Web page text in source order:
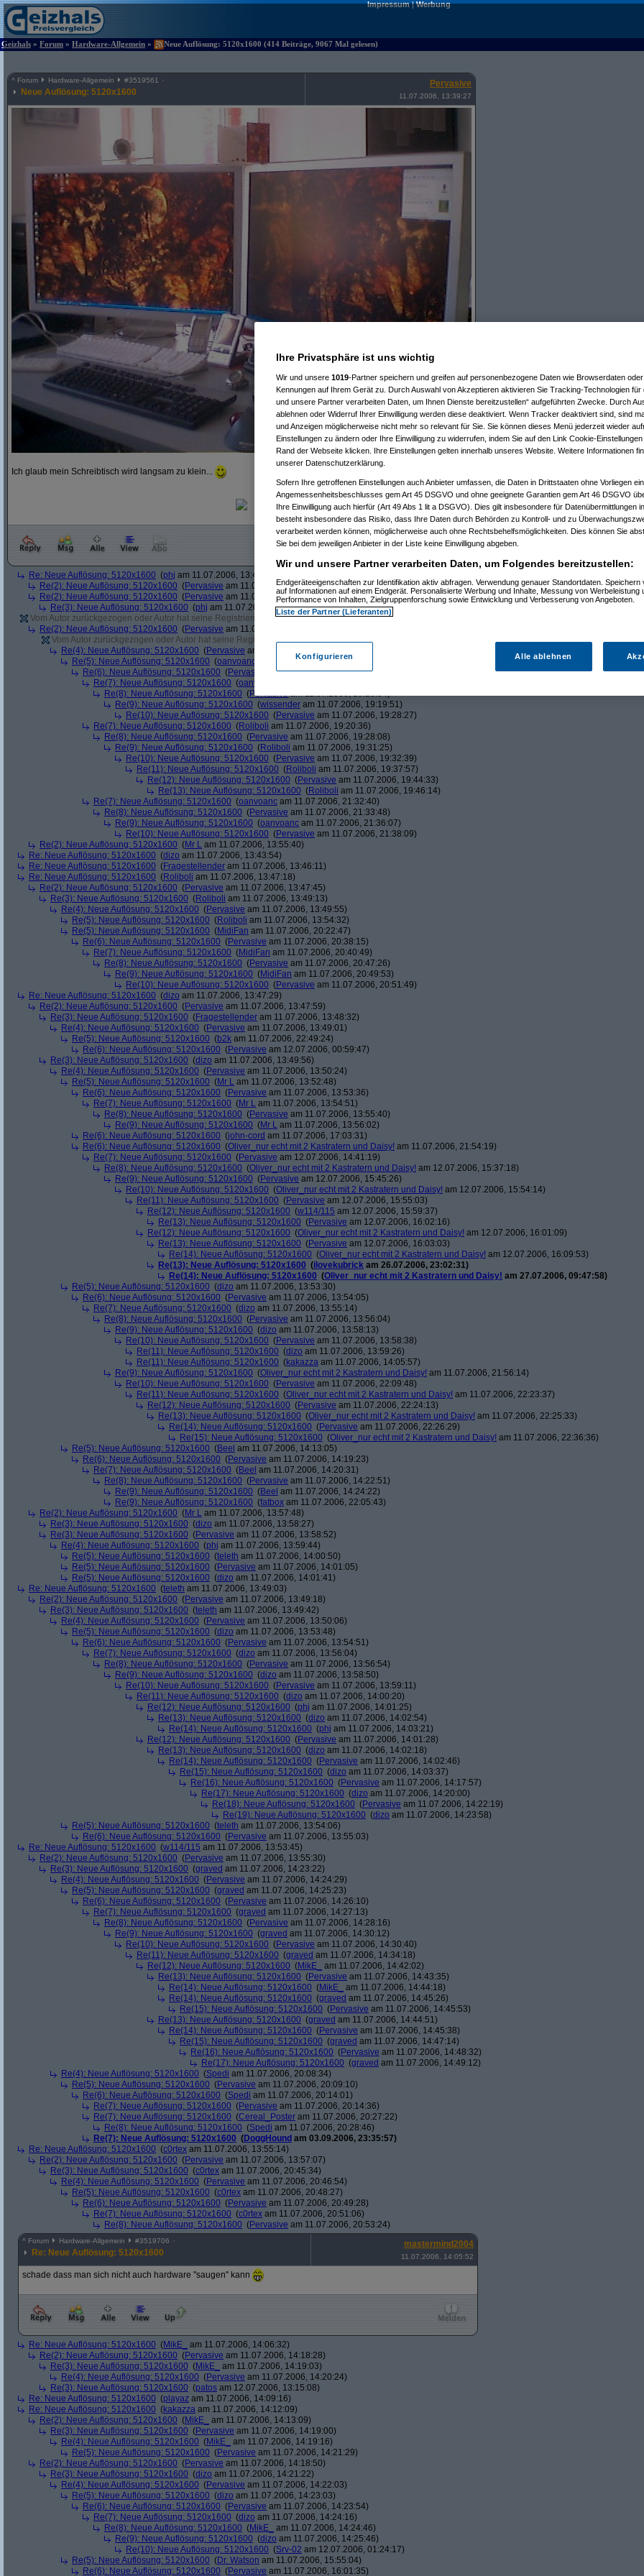
Impressum|Werbung
Geizhals » Forum » Hardware-Allgemein » Neue Auflösung: 5120x1600 (414 Beiträge, 9067 Mal gelesen)
^ Forum Hardware-Allgemein #3519561
Neue Auflösung: 5120x1600
Pervasive
11.07.2006, 13:39:27
Ich glaub mein Schreibtisch wird langsam zu klein...
Re: Neue Auflösung: 5120x1600 (phj am 11.07.2006, 13:40:39)
Re(2): Neue Auflösung: 5120x1600 (Pervasive am 11.07.2006, 13:41:12)
Re(2): Neue Auflösung: 5120x1600 (Pervasive am 11.07.2006, 13:51:49)
Re(3): Neue Auflösung: 5120x1600 (phj am 11.07.2006, 13:52:12)
Vom Autor zurückgezogen oder Autor hat seine Registrierung nicht bestätigt(Nagelfaram 11.07.2006, 13:41:09)
Re(2): Neue Auflösung: 5120x1600 (Pervasive am 11.07.2006, 13:41:43)
Vom Autor zurückgezogen oder Autor hat seine Registrierung nicht bestätigt(Nagelfar
Re(4): Neue Auflösung: 5120x1600 (Pervasive am 11.07.2006, 13:43:22)
Re(5): Neue Auflösung: 5120x1600 (oanvoanc
am 11.07.2006, 19:06:23)
Re(6): Neue Auflösung: 5120x1600 (Pervasive
am 11.07.2006, 19:16:41)
Re(7): Neue Auflösung: 5120x1600 (oanvoanc
Re(8): Neue Auflösung: 5120x1600 (Pervasiveam 11.07.2006, 19:18:54)
Re(9): Neue Auflösung: 5120x1600 (wissender am 11.07.2006, 19:19:51)
Re(10): Neue Auflösung: 5120x1600 (Pervasive am 11.07.2006, 19:28:27)
Re(7): Neue Auflösung: 5120x1600 (Roliboli am 11.07.2006, 19:20:36)
Re(8): Neue Auflösung: 5120x1600 (Pervasive am 11.07.2006, 19:28:08)
Re(9): Neue Auflösung: 5120x1600 (Roliboli am 11.07.2006, 19:31:25)
Re(10): Neue Auflösung: 5120x1600 (Pervasive am 11.07.2006, 19:32:39)
Re(11): Neue Auflösung: 5120x1600 (Roliboli am 11.07.2006, 19:37:57)
Re(12): Neue Auflösung: 5120x1600 (Pervasive am 11.07.2006, 19:44:33)
Re(13): Neue Auflösung: 5120x1600 (Roliboli am 11.07.2006, 19:46:14)
Re(7): Neue Auflösung: 5120x1600 (oanvoanc am 11.07.2006, 21:32:40)
Re(8): Neue Auflösung: 5120x1600 (Pervasive am 11.07.2006, 21:33:48)
Re(9): Neue Auflösung: 5120x1600 (oanvoanc am 11.07.2006, 21:36:07)
Re(10): Neue Auflösung: 5120x1600 (Pervasive am 11.07.2006, 21:38:09)
Re(2): Neue Auflösung: 5120x1600 (Mr L am 11.07.2006, 13:55:40)
Re: Neue Auflösung: 5120x1600 (dizo am 11.07.2006, 13:43:54)
Re: Neue Auflösung: 5120x1600 (Fragestellender am 11.07.2006, 13:46:11)
Re: Neue Auflösung: 5120x1600 (Roliboli am 11.07.2006, 13:47:18)
Re(2): Neue Auflösung: 5120x1600 (Pervasive am 11.07.2006, 13:47:45)
Re(3): Neue Auflösung: 5120x1600 (Roliboli am 11.07.2006, 13:49:13)
Re(4): Neue Auflösung: 5120x1600 (Pervasive am 11.07.2006, 13:49:55)
Re(5): Neue Auflösung: 5120x1600 (Roliboli am 11.07.2006, 13:54:32)
Re(5): Neue Auflösung: 5120x1600 (MidiFan am 11.07.2006, 20:22:47)
Re(6): Neue Auflösung: 5120x1600 (Pervasive am 11.07.2006, 20:38:15)
Re(7): Neue Auflösung: 5120x1600 (MidiFan am 11.07.2006, 20:40:49)
Re(8): Neue Auflösung: 5120x1600 (Pervasive am 11.07.2006, 20:47:26)
Re(9): Neue Auflösung: 5120x1600 (MidiFan am 11.07.2006, 20:49:53)
Re(10): Neue Auflösung: 5120x1600 (Pervasive am 11.07.2006, 20:51:49)
Re: Neue Auflösung: 5120x1600 (dizo am 11.07.2006, 13:47:29)
Re(2): Neue Auflösung: 5120x1600 (Pervasive am 11.07.2006, 13:47:59)
Re(3): Neue Auflösung: 5120x1600 (Fragestellender am 11.07.2006, 13:48:32)
Re(4): Neue Auflösung: 5120x1600 (Pervasive am 11.07.2006, 13:49:01)
Re(5): Neue Auflösung: 5120x1600 (b2k am 11.07.2006, 22:49:24)
Re(6): Neue Auflösung: 5120x1600 (Pervasive am 12.07.2006, 00:59:47)
Re(3): Neue Auflösung: 5120x1600 (dizo am 11.07.2006, 13:49:56)
Re(4): Neue Auflösung: 5120x1600 (Pervasive am 11.07.2006, 13:50:24)
Re(5): Neue Auflösung: 5120x1600 (Mr L am 11.07.2006, 13:52:48)
Re(6): Neue Auflösung: 5120x1600 (Pervasive am 11.07.2006, 13:53:36)
Re(7): Neue Auflösung: 5120x1600 (Mr L am 11.07.2006, 13:54:51)
Re(8): Neue Auflösung: 5120x1600 (Pervasive am 11.07.2006, 13:55:40)
Re(9): Neue Auflösung: 5120x1600 (Mr L am 11.07.2006, 13:56:02)
Re(6): Neue Auflösung: 5120x1600 (john-cord am 11.07.2006, 17:03:31)
Re(6): Neue Auflösung: 5120x1600 (Oliver_nur echt mit 2 Kastratern und Daisy! am 11.07.2006, 21:54:19)
Re(7): Neue Auflösung: 5120x1600 (Pervasive am 12.07.2006, 14:41:19)
Re(8): Neue Auflösung: 5120x1600 (Oliver_nur echt mit 2 Kastratern und Daisy! am 12.07.2006, 15:37:18)
Re(9): Neue Auflösung: 5120x1600 (Pervasive am 12.07.2006, 15:45:26)
Re(10): Neue Auflösung: 5120x1600 (Oliver_nur echt mit 2 Kastratern und Daisy! am 12.07.2006, 15:54:14)
Re(11): Neue Auflösung: 5120x1600 (Pervasive am 12.07.2006, 15:55:03)
Re(12): Neue Auflösung: 5120x1600 (w114/115 am 12.07.2006, 15:59:37)
Re(13): Neue Auflösung: 5120x1600 (Pervasive am 12.07.2006, 16:02:16)
Re(12): Neue Auflösung: 5120x1600 (Oliver_nur echt mit 2 Kastratern und Daisy! am 12.07.2006, 16:01:09)
Re(13): Neue Auflösung: 5120x1600 (Pervasive am 12.07.2006, 16:03:03)
Re(14): Neue Auflösung: 5120x1600 (Oliver_nur echt mit 2 Kastratern und Daisy! am 12.07.2006, 16:09:53)
Re(13): Neue Auflösung: 5120x1600 (ilovekubrick am 26.07.2006, 23:02:31)
Re(14): Neue Auflösung: 5120x1600 (Oliver_nur echt mit 2 Kastratern und Daisy! am 27.07.2006, 09:47:58)
Re(5): Neue Auflösung: 5120x1600 (dizo am 11.07.2006, 13:53:30)
Re(6): Neue Auflösung: 5120x1600 (Pervasive am 11.07.2006, 13:54:05)
Re(7): Neue Auflösung: 5120x1600 (dizo am 11.07.2006, 13:55:14)
Re(8): Neue Auflösung: 5120x1600 (Pervasive am 11.07.2006, 13:56:04)
Re(9): Neue Auflösung: 5120x1600 (dizo am 11.07.2006, 13:58:13)
Re(10): Neue Auflösung: 5120x1600 (Pervasive am 11.07.2006, 13:58:38)
Re(11): Neue Auflösung: 5120x1600 (dizo am 11.07.2006, 13:59:26)
Re(11): Neue Auflösung: 5120x1600 (kakazza am 11.07.2006, 14:05:57)
Re(9): Neue Auflösung: 5120x1600 (Oliver_nur echt mit 2 Kastratern und Daisy! am 11.07.2006, 21:56:14)
Re(10): Neue Auflösung: 5120x1600 (Pervasive am 11.07.2006, 22:09:48)
Re(11): Neue Auflösung: 5120x1600 (Oliver_nur echt mit 2 Kastratern und Daisy! am 11.07.2006, 22:23:37)
Re(12): Neue Auflösung: 5120x1600 (Pervasive am 11.07.2006, 22:24:13)
Re(13): Neue Auflösung: 5120x1600 (Oliver_nur echt mit 2 Kastratern und Daisy! am 11.07.2006, 22:25:33)
Re(14): Neue Auflösung: 5120x1600 (Pervasive am 11.07.2006, 22:26:29)
Re(15): Neue Auflösung: 5120x1600 (Oliver_nur echt mit 2 Kastratern und Daisy! am 11.07.2006, 22:36:36)
Re(5): Neue Auflösung: 5120x1600 (Beel am 11.07.2006, 14:13:05)
Re(6): Neue Auflösung: 5120x1600 (Pervasive am 11.07.2006, 14:19:23)
Re(7): Neue Auflösung: 5120x1600 (Beel am 11.07.2006, 14:20:31)
Re(8): Neue Auflösung: 5120x1600 (Pervasive am 11.07.2006, 14:22:51)
Re(9): Neue Auflösung: 5120x1600 (Beel am 11.07.2006, 14:24:22)
Re(9): Neue Auflösung: 5120x1600 (fatbox am 11.07.2006, 22:05:43)
Re(2): Neue Auflösung: 5120x1600 (Mr L am 11.07.2006, 13:57:48)
Re(3): Neue Auflösung: 5120x1600 (dizo am 11.07.2006, 13:58:27)
Re(3): Neue Auflösung: 5120x1600 (Pervasive am 11.07.2006, 13:58:52)
Re(4): Neue Auflösung: 5120x1600 (phj am 11.07.2006, 13:59:44)
Re(5): Neue Auflösung: 5120x1600 (teleth am 11.07.2006, 14:00:50)
Re(5): Neue Auflösung: 5120x1600 (Pervasive am 11.07.2006, 14:01:05)
Re(5): Neue Auflösung: 5120x1600 (dizo am 11.07.2006, 14:01:41)
Re: Neue Auflösung: 5120x1600 (teleth am 11.07.2006, 13:49:03)
Re(2): Neue Auflösung: 5120x1600 (Pervasive am 11.07.2006, 13:49:18)
Re(3): Neue Auflösung: 5120x1600 (teleth am 11.07.2006, 13:49:42)
Re(4): Neue Auflösung: 5120x1600 (Pervasive am 11.07.2006, 13:50:06)
Re(5): Neue Auflösung: 5120x1600 (dizo am 11.07.2006, 13:53:48)
Re(6): Neue Auflösung: 5120x1600 (Pervasive am 11.07.2006, 13:54:51)
Re(7): Neue Auflösung: 5120x1600 (dizo am 11.07.2006, 13:56:04)
Re(8): Neue Auflösung: 5120x1600 (Pervasive am 11.07.2006, 13:56:54)
Re(9): Neue Auflösung: 5120x1600 (dizo am 11.07.2006, 13:58:50)
Re(10): Neue Auflösung: 5120x1600 (Pervasive am 11.07.2006, 13:59:11)
Re(11): Neue Auflösung: 5120x1600 (dizo am 11.07.2006, 14:00:20)
Re(12): Neue Auflösung: 5120x1600 (phj am 11.07.2006, 14:01:25)
Re(13): Neue Auflösung: 5120x1600 (dizo am 11.07.2006, 14:02:54)
Re(14): Neue Auflösung: 5120x1600 (phj am 11.07.2006, 14:03:21)
Re(12): Neue Auflösung: 5120x1600 (Pervasive am 11.07.2006, 14:01:28)
Re(13): Neue Auflösung: 5120x1600 (dizo am 11.07.2006, 14:02:18)
Re(14): Neue Auflösung: 5120x1600 (Pervasive am 11.07.2006, 14:02:46)
Re(15): Neue Auflösung: 5120x1600 (dizo am 11.07.2006, 14:03:37)
Re(16): Neue Auflösung: 5120x1600 (Pervasive am 11.07.2006, 14:17:57)
Re(17): Neue Auflösung: 5120x1600 (dizo am 11.07.2006, 14:20:00)
Re(18): Neue Auflösung: 5120x1600 (Pervasive am 11.07.2006, 14:22:19)
Re(19): Neue Auflösung: 5120x1600 (dizo am 11.07.2006, 14:23:58)
Re(5): Neue Auflösung: 5120x1600 (teleth am 11.07.2006, 13:54:06)
Re(6): Neue Auflösung: 5120x1600 (Pervasive am 11.07.2006, 13:55:03)
Re: Neue Auflösung: 5120x1600 (w114/115 am 11.07.2006, 13:53:45)
Re(2): Neue Auflösung: 5120x1600 (Pervasive am 11.07.2006, 13:55:30)
Re(3): Neue Auflösung: 5120x1600 (graved am 11.07.2006, 14:23:22)
Re(4): Neue Auflösung: 5120x1600 (Pervasive am 11.07.2006, 14:24:29)
Re(5): Neue Auflösung: 5120x1600 (graved am 11.07.2006, 14:25:23)
Re(6): Neue Auflösung: 5120x1600 (Pervasive am 11.07.2006, 14:26:10)
Re(7): Neue Auflösung: 5120x1600 (graved am 11.07.2006, 14:27:13)
Re(8): Neue Auflösung: 5120x1600 (Pervasive am 11.07.2006, 14:28:16)
Re(9): Neue Auflösung: 5120x1600 (graved am 11.07.2006, 14:30:12)
Re(10): Neue Auflösung: 5120x1600 (Pervasive am 11.07.2006, 14:30:40)
Re(11): Neue Auflösung: 5120x1600 (graved am 11.07.2006, 14:34:18)
Re(12): Neue Auflösung: 5120x1600 (MikE_
am 11.07.2006, 14:42:02)
Re(13): Neue Auflösung: 5120x1600 (Pervasive am 11.07.2006, 14:43:35)
Re(14): Neue Auflösung: 5120x1600 (MikE_
am 11.07.2006, 14:44:18)
Re(14): Neue Auflösung: 5120x1600 (graved am 11.07.2006, 14:45:26)
Re(15): Neue Auflösung: 5120x1600 (Pervasive am 11.07.2006, 14:45:53)
Re(13): Neue Auflösung: 5120x1600 (graved am 11.07.2006, 14:44:51)
Re(14): Neue Auflösung: 5120x1600 (Pervasive am 11.07.2006, 14:45:38)
Re(15): Neue Auflösung: 5120x1600 (graved am 11.07.2006, 14:47:14)
Re(16): Neue Auflösung: 5120x1600 (Pervasive am 11.07.2006, 14:48:32)
Re(17): Neue Auflösung: 5120x1600 (graved am 11.07.2006, 14:49:12)
Re(4): Neue Auflösung: 5120x1600 (Spedi am 11.07.2006, 20:08:34)
Re(5): Neue Auflösung: 5120x1600 (Pervasive am 11.07.2006, 20:09:10)
Re(6): Neue Auflösung: 5120x1600 (Spedi am 11.07.2006, 20:14:01)
Re(7): Neue Auflösung: 5120x1600 (Pervasive am 11.07.2006, 20:14:36)
Re(7): Neue Auflösung: 5120x1600 (Cereal_Poster am 11.07.2006, 20:27:22)
Re(8): Neue Auflösung: 5120x1600 (Spedi am 11.07.2006, 20:28:46)
Re(7): Neue Auflösung: 5120x1600 (DoggHound am 03.09.2006, 23:35:57)
Re: Neue Auflösung: 5120x1600 (c0rtex am 11.07.2006, 13:55:14)
Re(2): Neue Auflösung: 5120x1600 (Pervasive am 11.07.2006, 13:57:07)
Re(3): Neue Auflösung: 5120x1600 (c0rtex am 11.07.2006, 20:45:34)
Re(4): Neue Auflösung: 5120x1600 (Pervasive am 11.07.2006, 20:46:54)
Re(5): Neue Auflösung: 5120x1600 (c0rtex am 11.07.2006, 20:48:27)
Re(6): Neue Auflösung: 5120x1600 (Pervasive am 11.07.2006, 20:49:28)
Re(7): Neue Auflösung: 5120x1600 (c0rtex am 11.07.2006, 20:51:06)
Re(8): Neue Auflösung: 5120x1600 (Pervasive am 11.07.2006, 20:53:24)
^ Forum Hardware-Allgemein #3519706
Re: Neue Auflösung: 5120x1600
mastermind2004
11.07.2006, 14:05:52
schade dass man sich nicht auch hardware "saugen" kann
Re: Neue Auflösung: 5120x1600 (MikE_
am 11.07.2006, 14:06:32)
Re(2): Neue Auflösung: 5120x1600 (Pervasive am 11.07.2006, 14:18:28)
Re(3): Neue Auflösung: 5120x1600 (MikE_
am 11.07.2006, 14:19:03)
Re(4): Neue Auflösung: 5120x1600 (Pervasive am 11.07.2006, 14:20:24)
Re(3): Neue Auflösung: 5120x1600 (patos am 12.07.2006, 13:15:08)
Re: Neue Auflösung: 5120x1600 (playaz am 11.07.2006, 14:09:16)
Re: Neue Auflösung: 5120x1600 (kakazza am 11.07.2006, 14:12:09)
Re(2): Neue Auflösung: 5120x1600 (MikE_
am 11.07.2006, 14:13:09)
Re(3): Neue Auflösung: 5120x1600 (Pervasive am 11.07.2006, 14:19:00)
Re(4): Neue Auflösung: 5120x1600 (MikE_
am 11.07.2006, 14:19:16)
Re(5): Neue Auflösung: 5120x1600 (Pervasive am 11.07.2006, 14:21:29)
Re(2): Neue Auflösung: 5120x1600 (Pervasive am 11.07.2006, 14:18:50)
Re(3): Neue Auflösung: 5120x1600 (dizo am 11.07.2006, 14:21:22)
Re(4): Neue Auflösung: 5120x1600 (Pervasive am 11.07.2006, 14:22:03)
Re(5): Neue Auflösung: 5120x1600 (dizo am 11.07.2006, 14:23:03)
Re(6): Neue Auflösung: 5120x1600 (Pervasive am 11.07.2006, 14:23:54)
Re(7): Neue Auflösung: 5120x1600 (dizo am 11.07.2006, 14:24:16)
Re(8): Neue Auflösung: 5120x1600 (MikE_
am 11.07.2006, 14:24:46)
Re(9): Neue Auflösung: 5120x1600 (dizo am 11.07.2006, 14:25:46)
Re(10): Neue Auflösung: 5120x1600 (Srv-02 am 12.07.2006, 01:24:17)
Re(5): Neue Auflösung: 5120x1600 (Dr. Watson am 11.07.2006, 15:55:04)
Re(6): Neue Auflösung: 5120x1600 (Pervasive am 11.07.2006, 16:01:35)
Ihre Privatsphäre ist uns wichtig
Wir und unsere 1019-Partner speichern und greifen auf personenbezogene Daten wie Browserdaten
Kennungen auf Ihrem Gerät zu. Durch Auswahl von Akzeptieren aktivieren Sie Tracking-Technologien für
und unsere Partner verarbeiten Daten, um Ihnen Dienste bereitzustellen“ aufgeführten Zwecke. Durch
ablehnen oder Widerruf Ihrer Einwilligung werden diese deaktiviert. Wenn Tracker deaktiviert sind, sind
und Anzeigen möglicherweise nicht mehr so relevant für Sie. Sie können dieses Menü jederzeit wieder
Einstellungen zu ändern oder Ihre Einwilligung zu widerrufen, indem Sie auf den Link Cookie-
Rand der Webseite klicken. Ihre Einstellungen gelten innerhalb unseres Website. Weitere Informationen
unserer Datenschutzerklärung.
Sofern Ihre getroffenen Einstellungen auch Anbieter umfassen, die Daten in Drittstaaten ohne Vorliegen
Angemessenheitsbeschlusses gem Art 45 DSGVO und ohne geeignete Garantien gem Art 46 DSGVO
Ihre Einwilligung auch hierfür (Art 49 Abs 1 lit a DSGVO). Dies gilt insbesondere für Datenübermittlungen
besteht insbesondere das Risiko, dass Ihre Daten durch Behörden zu Kontroll- und zu
verarbeitet werden können, möglicherweise auch ohne Rechtsbehelfsmöglichkeiten. Dies können Sie
Sie bei dem jeweiligen Anbieter in der Liste keine Einwilligung abgeben.
Wir und unsere Partner verarbeiten Daten, um Folgendes bereitzustellen:
Endgeräteeigenschaften zur Identifikation aktiv abfragen. Verwendung genauer Standortdaten. Speichern
auf Informationen auf einem Endgerät. Personalisierte Werbung und Inhalte, Messung von Werbeleistung
Performance von Inhalten, Zielgruppenforschung sowie Entwicklung und Verbesserung von Angeboten.
Liste der Partner (Lieferanten)
Konfigurieren Alle ablehnen